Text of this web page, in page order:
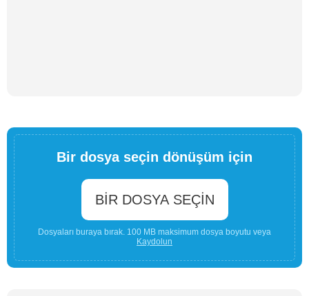
Bir dosya seçin dönüşüm için
BIR DOSYA SEÇIN
Dosyaları buraya bırak. 100 MB maksimum dosya boyutu veya
Kaydolun